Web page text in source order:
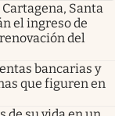
Santa
el ingreso de
del
bancarias y
que figuren en